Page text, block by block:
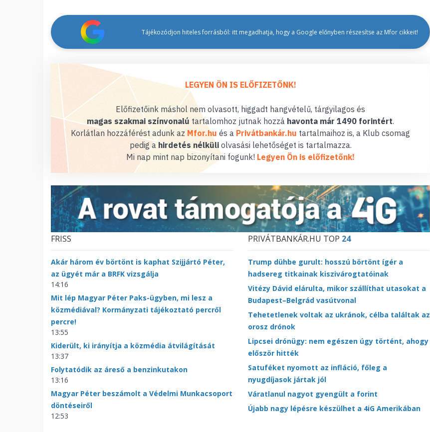
Tájékozódjon hiteles forrásból: itt megadhatja, hogy a Google előnyben részesítse az Mfor cikkeit!
LEGYEN ÖN IS ELŐFIZETŐNK!
Előfizetőink máshol nem olvasott, higgadt hangvételű, tárgyilagos és
magas szakmai színvonalú tartalomhoz jutnak hozzá havonta már 1490 forintért.
Korlátlan hozzáférést adunk az Mfor.hu és a Privátbankár.hu tartalmaihoz is, a Klub csomag
pedig ahirdetés nélküliolvasási lehetőséget is tartalmazza.
Mi nap mint nap bizonyítani fogunk! Legyen Ön is előfizetőnk!
FRISS
Akár három év börtönt is kaphat Szijjártó Péter,
az ügyét már a BRFK vizsgálja
14:16
Mit lép Magyar Péter Paks-ügyben, mi lesz a
közmédiával? Kormányzati tájékoztató percről
percre!
13:55
Kiderült, ki irányítja a közmédia átvilágítását
13:37
Folytatódik az áreső a benzinkutakon
13:16
Magyar Péter beszámolt a Védelmi Munkacsoport
döntéseiről
12:53
PRIVÁTBANKÁR.HU TOP 24
Trump dühbe gurult: hosszú börtönt ígér a
hadsereg titkainak kiszivárogtatóinak
Vitézy Dávid elárulta, mikor szállíthat utasokat a
Budapest–Belgrád vasútvonal
Tehetetlenek voltak az ukránok, célba találtak az
orosz drónok
Lipcsei drónügy: nem egészen úgy történt, ahogy
először hitték
Satuféket nyomott az infláció, főleg a
nyugdíjasok jártak jól
Váratlanul nagyot gyengült a forint
Újabb nagy lépésre készülhet a 4iG Amerikában